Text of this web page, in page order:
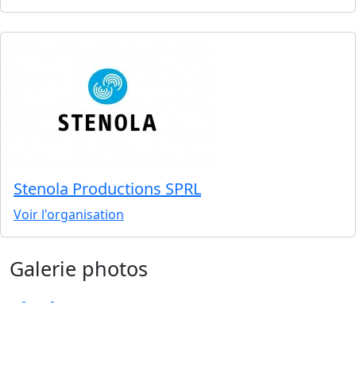
Stenola Productions SPRL
Voir l'organisation
Galerie photos